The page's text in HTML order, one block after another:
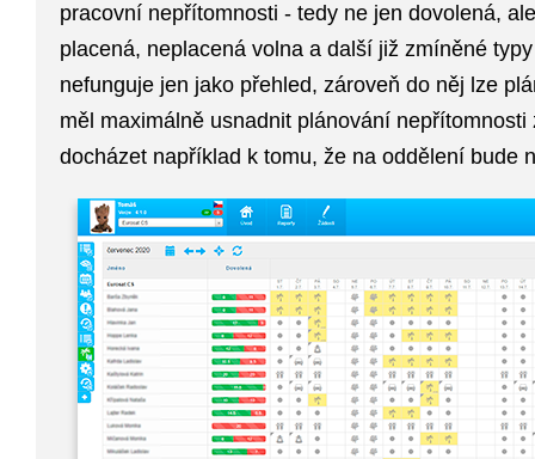
pracovní nepřítomnosti - tedy ne jen dovolená,
placená, neplacená volna a další již zmíněné
nefunguje jen jako přehled, zároveň do něj lze
měl maximálně usnadnit plánování
docházet například k tomu, že na oddělení bude